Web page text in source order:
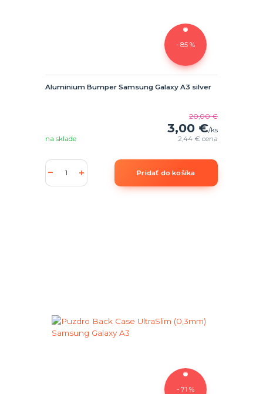
- 85 %
Aluminium Bumper Samsung Galaxy A3 silver
20,00 €
3,00 €/ks
2,44 €cena
na sklade
Pridať do košíka
- 71 %